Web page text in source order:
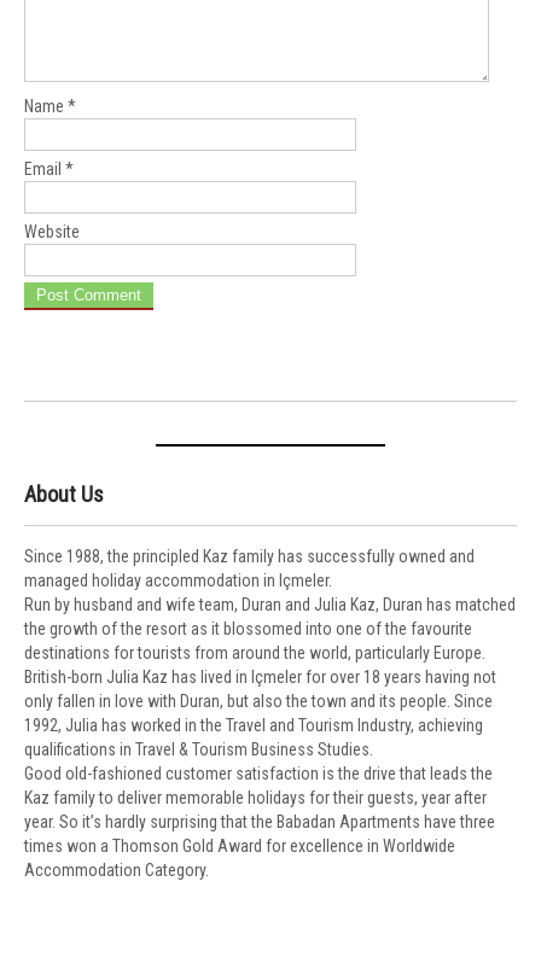
Name *
Email *
Website
About Us
Since 1988, the principled Kaz family has successfully owned and
managed holiday accommodation in Içmeler.
Run by husband and wife team, Duran and Julia Kaz, Duran has matched
the growth of the resort as it blossomed into one of the favourite
destinations for tourists from around the world, particularly Europe.
British-born Julia Kaz has lived in Içmeler for over 18 years having not
only fallen in love with Duran, but also the town and its people. Since
1992, Julia has worked in the Travel and Tourism Industry, achieving
qualifications in Travel & Tourism Business Studies.
Good old-fashioned customer satisfaction is the drive that leads the
Kaz family to deliver memorable holidays for their guests, year after
year. So it’s hardly surprising that the Babadan Apartments have three
times won a Thomson Gold Award for excellence in Worldwide
Accommodation Category.